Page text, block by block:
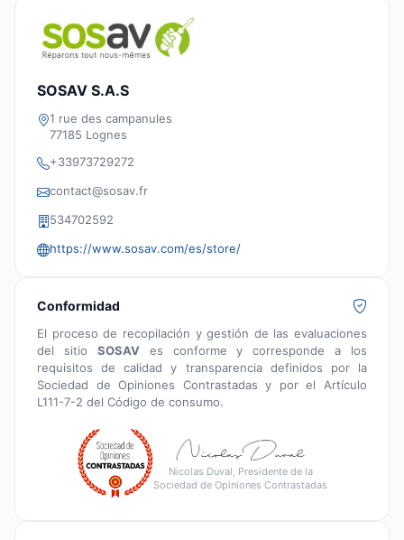
SOSAV S.A.S
1 rue des campanules
77185 Lognes
+33973729272
contact@sosav.fr
534702592
https://www.sosav.com/es/store/
Conformidad
El proceso de recopilación y gestión de las evaluaciones
del sitio SOSAV es conforme y corresponde a los
requisitos de calidad y transparencia definidos por la
Sociedad de Opiniones Contrastadas y por el Artículo
L111-7-2 del Código de consumo.
Nicolas Duval, Presidente de la
Sociedad de Opiniones Contrastadas